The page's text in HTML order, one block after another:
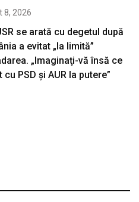
8, 2026
se arată cu degetul după
a evitat „la limită”
„Imaginaţi-vă însă ce
PSD şi AUR la putere”